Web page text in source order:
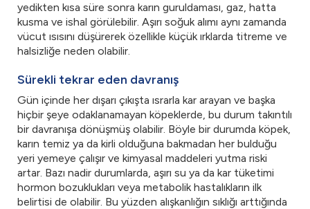
yedikten kısa süre sonra karın guruldaması, gaz, hatta
kusma ve ishal görülebilir. Aşırı soğuk alımı aynı zamanda
vücut ısısını düşürerek özellikle küçük ırklarda titreme ve
halsizliğe neden olabilir.
Sürekli tekrar eden davranış
Gün içinde her dışarı çıkışta ısrarla kar arayan ve başka
hiçbir şeye odaklanamayan köpeklerde, bu durum takıntılı
bir davranışa dönüşmüş olabilir. Böyle bir durumda köpek,
karın temiz ya da kirli olduğuna bakmadan her bulduğu
yeri yemeye çalışır ve kimyasal maddeleri yutma riski
artar. Bazı nadir durumlarda, aşırı su ya da kar tüketimi
hormon bozuklukları veya metabolik hastalıkların ilk
belirtisi de olabilir. Bu yüzden alışkanlığın sıklığı arttığında